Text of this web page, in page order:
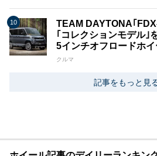
TEAM DAYTONA｢
｢コレクションモデル｣
5インチオフロードホ
クルマ
記事をもっと見